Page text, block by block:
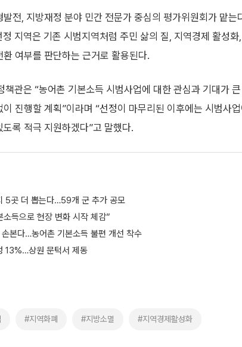
전, 지방재정 분야 민간 전문가 중심의 평가위원회가 맡는
지역은 기존 시범지역처럼 주민 삶의 질, 지역경제 활성
여부를 판단하는 근거로 활용된다.
관은 “농어촌 기본소득 시범사업에 대한 관심과 기대가
진행할 계획”이라며 “선정이 마무리된 이후에는 시범사
록 적극 지원하겠다”고 말했다.
5곳 더 뽑는다…59개 군 추가 공모
득으로 현장 변화 시작 체감”
본다…농어촌 기본소득 불편 개선 착수
13%…상원 문턱서 제동
#지역화폐 #지방소멸 #지역경제활성화